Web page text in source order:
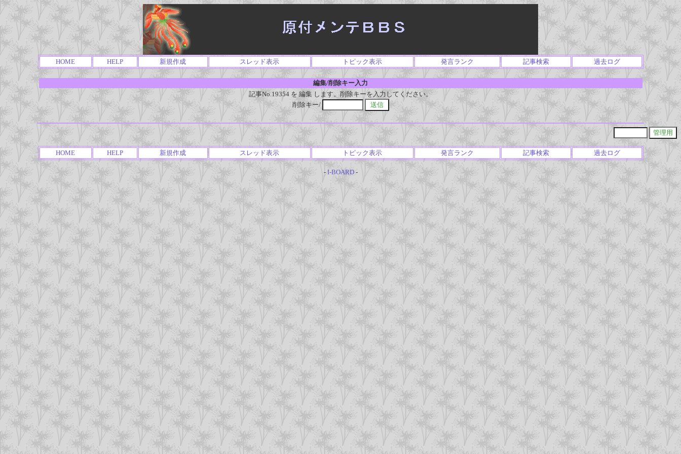
HOME HELP 新規作成 スレッド表示 トピック表示 発言ランク 記事検索 過去ログ
編集/削除キー入力
記事No.19354 を 編集 します。削除キーを入力してください。
削除キー/
HOME HELP 新規作成 スレッド表示 トピック表示 発言ランク 記事検索 過去ログ
- I-BOARD-